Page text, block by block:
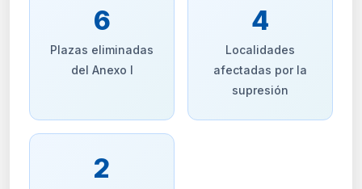
6
Plazas eliminadas
del Anexo I
4
Localidades
afectadas por la
supresión
2